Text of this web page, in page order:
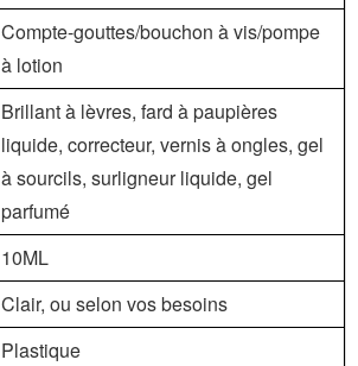
Compte-gouttes/bouchon à vis/pompe
à lotion
Brillant à lèvres, fard à paupières
liquide, correcteur, vernis à ongles, gel
à sourcils, surligneur liquide, gel
parfumé
10ML
Clair, ou selon vos besoins
Plastique